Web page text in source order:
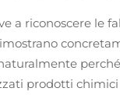
a riconoscere le
prodotti